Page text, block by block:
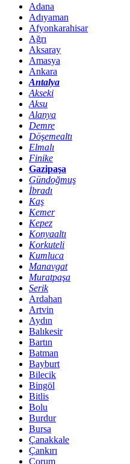
Adana
Adıyaman
Afyonkarahisar
Ağrı
Aksaray
Amasya
Ankara
Antalya
Akseki
Aksu
Alanya
Demre
Döşemealtı
Elmalı
Finike
Gazipaşa
Gündoğmuş
İbradı
Kaş
Kemer
Kepez
Konyaaltı
Korkuteli
Kumluca
Manavgat
Muratpaşa
Serik
Ardahan
Artvin
Aydın
Balıkesir
Bartın
Batman
Bayburt
Bilecik
Bingöl
Bitlis
Bolu
Burdur
Bursa
Çanakkale
Çankırı
Çorum